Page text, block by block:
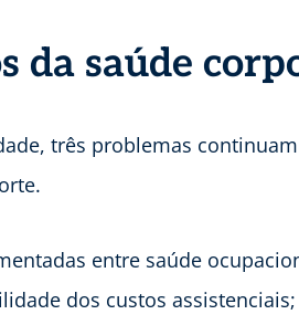
da saúde
três problemas
entre saúde
dos custos assistenciais;